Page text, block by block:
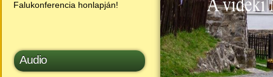
Falukonferencia honlapján!
Audio